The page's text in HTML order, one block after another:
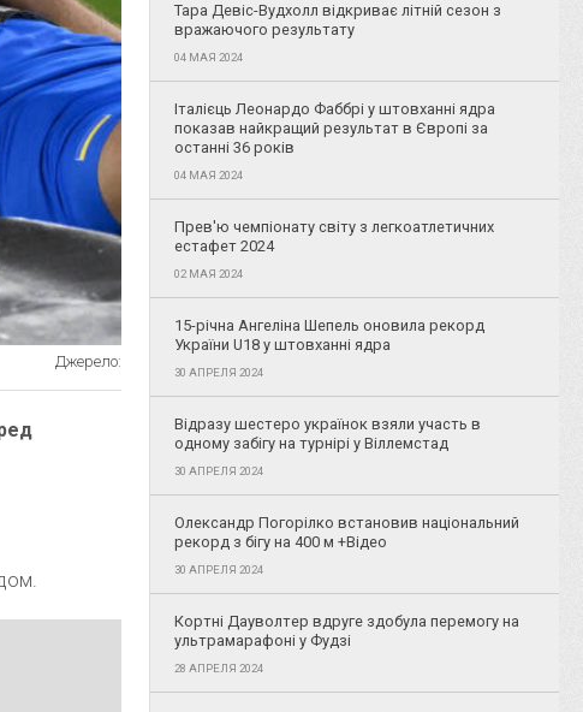
Джерело:
Тара Девіс-Вудхолл відкриває літній сезон з
вражаючого результату
04 МАЯ 2024
Італієць Леонардо Фаббрі у штовханні ядра
показав найкращий результат в Європі за
останні 36 років
04 МАЯ 2024
Прев'ю чемпіонату світу з легкоатлетичних
естафет 2024
02 МАЯ 2024
15-річна Ангеліна Шепель оновила рекорд
України U18 у штовханні ядра
30 АПРЕЛЯ 2024
Відразу шестеро українок взяли участь в
одному забігу на турнірі у Віллемстад
30 АПРЕЛЯ 2024
Олександр Погорілко встановив національний
рекорд з бігу на 400 м +Відео
30 АПРЕЛЯ 2024
Кортні Дауволтер вдруге здобула перемогу на
ультрамарафоні у Фудзі
28 АПРЕЛЯ 2024